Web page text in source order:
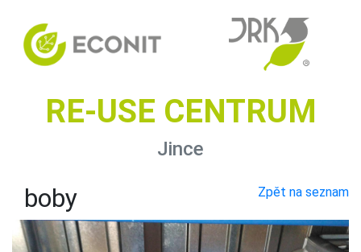
RE-USE CENTRUM
Jince
Zpět na seznam
boby